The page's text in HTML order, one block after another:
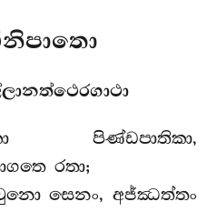
පිණ්ඩපාතිකා,
රතා;
සෙනං, අජ්ඣත්තං